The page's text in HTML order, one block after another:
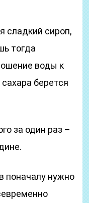
сладкий сироп,
тогда
воды к
берется
за один раз –
поначалу нужно